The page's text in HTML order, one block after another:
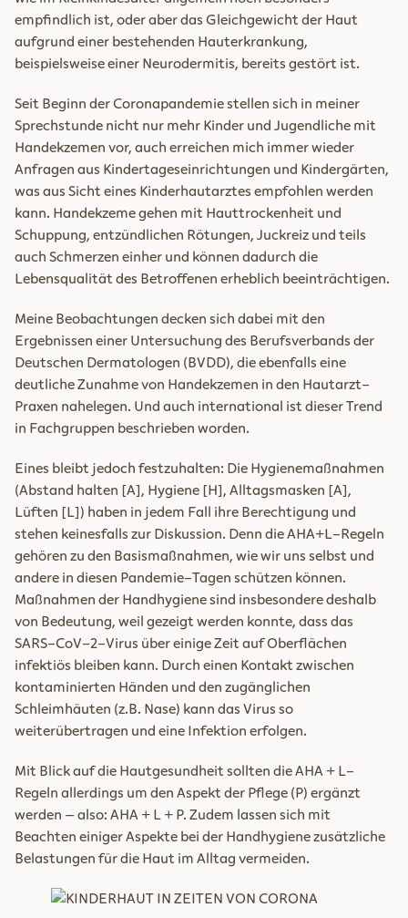
empfindlich ist, oder aber das Gleichgewicht der Haut
aufgrund einer bestehenden Hauterkrankung,
beispielsweise einer Neurodermitis, bereits gestört ist.
Seit Beginn der Coronapandemie stellen sich in meiner
Sprechstunde nicht nur mehr Kinder und Jugendliche mit
Handekzemen vor, auch erreichen mich immer wieder
Anfragen aus Kindertageseinrichtungen und Kindergärten,
was aus Sicht eines Kinderhautarztes empfohlen werden
kann. Handekzeme gehen mit Hauttrockenheit und
Schuppung, entzündlichen Rötungen, Juckreiz und teils
auch Schmerzen einher und können dadurch die
Lebensqualität des Betroffenen erheblich beeinträchtigen.
Meine Beobachtungen decken sich dabei mit den
Ergebnissen einer Untersuchung des Berufsverbands der
Deutschen Dermatologen (BVDD), die ebenfalls eine
deutliche Zunahme von Handekzemen in den Hautarzt-
Praxen nahelegen. Und auch international ist dieser Trend
in Fachgruppen beschrieben worden.
Eines bleibt jedoch festzuhalten: Die Hygienemaßnahmen
(Abstand halten [A], Hygiene [H], Alltagsmasken [A],
Lüften [L]) haben in jedem Fall ihre Berechtigung und
stehen keinesfalls zur Diskussion. Denn die AHA+L-Regeln
gehören zu den Basismaßnahmen, wie wir uns selbst und
andere in diesen Pandemie-Tagen schützen können.
Maßnahmen der Handhygiene sind insbesondere deshalb
von Bedeutung, weil gezeigt werden konnte, dass das
SARS-CoV-2-Virus über einige Zeit auf Oberflächen
infektiös bleiben kann. Durch einen Kontakt zwischen
kontaminierten Händen und den zugänglichen
Schleimhäuten (z.B. Nase) kann das Virus so
weiterübertragen und eine Infektion erfolgen.
Mit Blick auf die Hautgesundheit sollten die AHA + L-
Regeln allerdings um den Aspekt der Pflege (P) ergänzt
werden – also: AHA + L + P. Zudem lassen sich mit
Beachten einiger Aspekte bei der Handhygiene zusätzliche
Belastungen für die Haut im Alltag vermeiden.